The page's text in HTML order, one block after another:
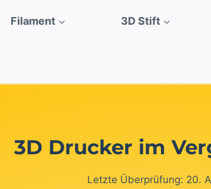
Filament 3D Stift
3D Drucker im
Letzte Überprüfung: 20.